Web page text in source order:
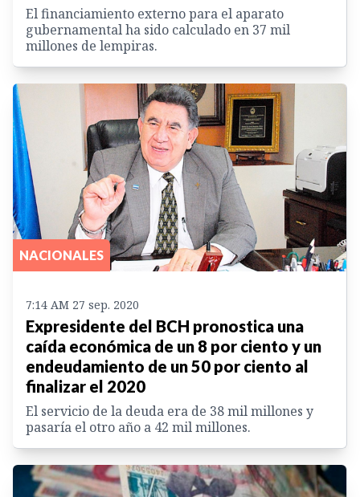
El financiamiento externo para el aparato
gubernamental ha sido calculado en 37 mil
millones de lempiras.
NACIONALES
7:14 AM 27 sep. 2020
Expresidente del BCH pronostica una
caída económica de un 8 por ciento y un
endeudamiento de un 50 por ciento al
finalizar el 2020
El servicio de la deuda era de 38 mil millones y
pasaría el otro año a 42 mil millones.